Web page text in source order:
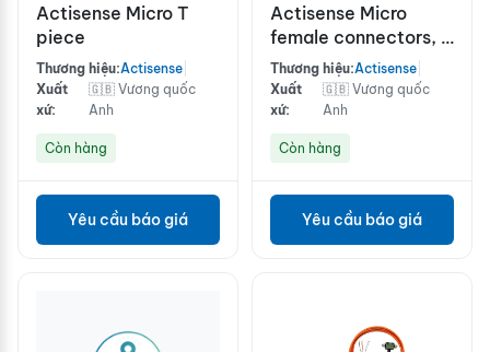
Actisense Micro T
piece
Thương hiệu:Actisense
Xuất
xứ:
🇬🇧 Vương quốc
Anh
Còn hàng
Yêu cầu báo giá
Actisense Micro
female connectors, 3
metre UL certified
cable, left and right
power feed pairs
Thương hiệu:Actisense
Xuất
xứ:
🇬🇧 Vương quốc
Anh
Còn hàng
Yêu cầu báo giá